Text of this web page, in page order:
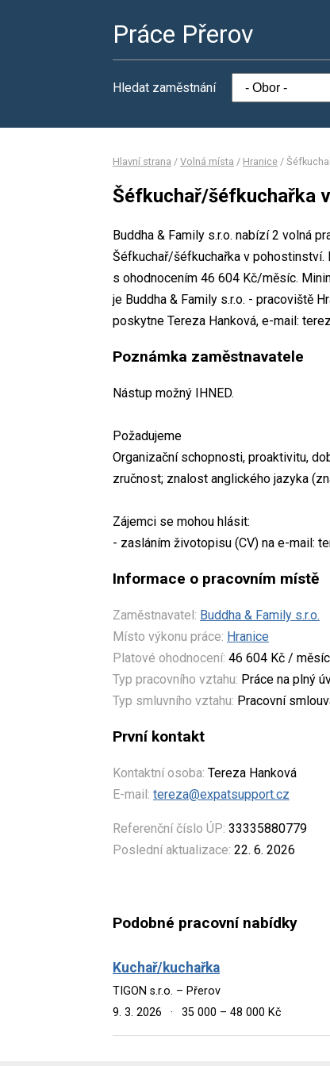
Práce Přerov
Hledat zaměstnání
Hlavní strana / Volná místa / Hranice /
Šéfkuchař/šéfkuchařka
Buddha & Family s.r.o. nabízí 2 volná
Šéfkuchař/šéfkuchařka v pohostinství.
s ohodnocením 46 604 Kč/měsíc.
je Buddha & Family s.r.o. - pracoviště
poskytne Tereza Hanková, e-mail:
Poznámka zaměstnavatele
Nástup možný IHNED.
Požadujeme
Organizační schopnosti, proaktivitu,
zručnost; znalost anglického jazyka
Zájemci se mohou hlásit:
- zasláním životopisu (CV) na e-mail:
Informace o pracovním místě
Zaměstnavatel: Buddha & Family s.r.o.
Místo výkonu práce: Hranice
Platové ohodnocení: 46 604 Kč / měsíc
Typ pracovního vztahu: Práce na plný
Typ smluvního vztahu: Pracovní
První kontakt
Kontaktní osoba: Tereza Hanková
E-mail: tereza@expatsupport.cz
Referenční číslo ÚP: 33335880779
Poslední aktualizace: 22. 6. 2026
Podobné pracovní nabídky
Kuchař/kuchařka
TIGON s.r.o. – Přerov
9. 3. 2026
· 35 000 – 48 000 Kč